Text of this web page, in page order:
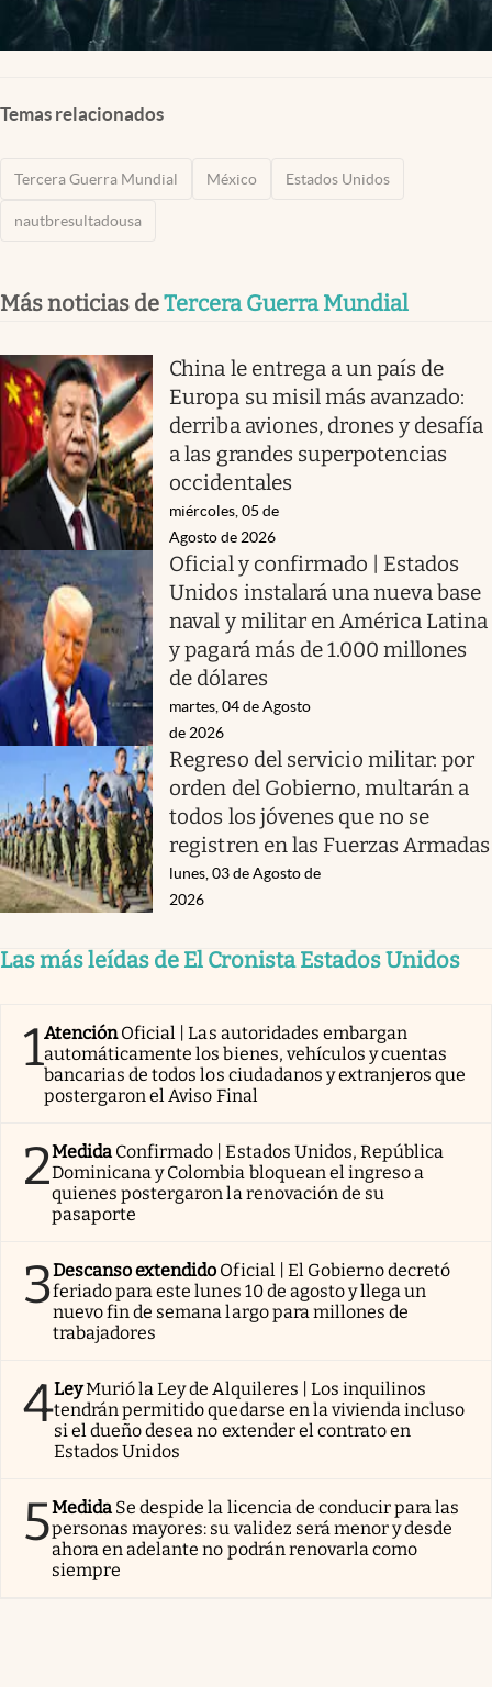
Temas relacionados
Tercera Guerra Mundial México Estados Unidos
nautbresultadousa
Más noticias deTercera Guerra Mundial
China le entrega a un país de
Europa su misil más avanzado:
derriba aviones, drones y desafía
a las grandes superpotencias
occidentales
miércoles, 05 de
Agosto de 2026
Oficial y confirmado | Estados
Unidos instalará una nueva base
naval y militar en América Latina
y pagará más de 1.000 millones
de dólares
martes, 04 de Agosto
de 2026
Regreso del servicio militar: por
orden del Gobierno, multarán a
todos los jóvenes que no se
registren en las Fuerzas Armadas
lunes, 03 de Agosto de
2026
Las más leídas de El Cronista Estados Unidos
1AtenciónOficial | Las autoridades embargan
automáticamente los bienes, vehículos y cuentas
bancarias de todos los ciudadanos y extranjeros que
postergaron el Aviso Final
2Medida Confirmado | Estados Unidos, República
Dominicana y Colombia bloquean el ingreso a
quienes postergaron la renovación de su
pasaporte
3Descanso extendido Oficial | El Gobierno decretó
feriado para este lunes 10 de agosto y llega un
nuevo fin de semana largo para millones de
trabajadores
4LeyMurió la Ley de Alquileres | Los inquilinos
tendrán permitido quedarse en la vivienda incluso
si el dueño desea no extender el contrato en
Estados Unidos
5Medida Se despide la licencia de conducir para las
personas mayores: su validez será menor y desde
ahora en adelante no podrán renovarla como
siempre